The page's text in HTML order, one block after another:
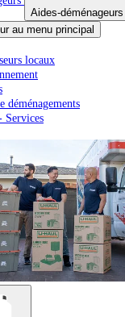
Aides-déménageurs
au menu principal
locaux
déménagements
Services